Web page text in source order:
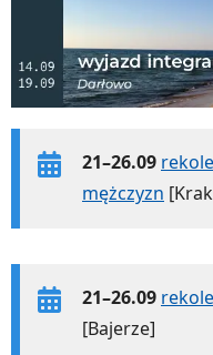
21–26.09
mężczyzn
21–26.09
[Bajerze]